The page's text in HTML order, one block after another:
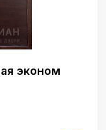
эконом